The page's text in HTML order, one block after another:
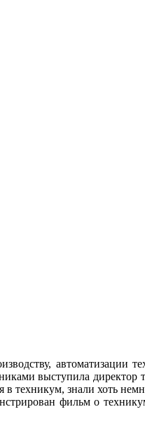
автоматизации
выступила
в техникум, знали хоть
фильм о